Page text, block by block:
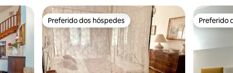
Preferido dos hóspedes
Preferido dos hóspedes Preferido
Preferido